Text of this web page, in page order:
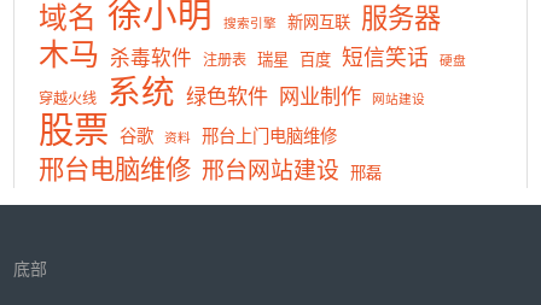
域名 徐小明 搜索引擎 新网互联 服务器
木马 杀毒软件 注册表 瑞星 百度 短信笑话 硬盘
穿越火线 系统 绿色软件 网业制作 网站建设
股票 谷歌 资料 邢台上门电脑维修
邢台电脑维修 邢台网站建设 邢磊
底部